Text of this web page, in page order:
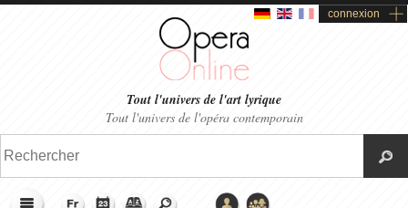
connexion
Tout l'univers de l'art lyrique
Tout l'univers de l'opéra contemporain